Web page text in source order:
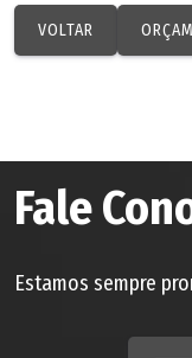
VOLTAR
Fale
Estamos sempre